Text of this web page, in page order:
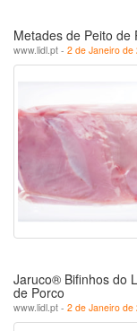
Metades de Peito de
www.lidl.pt - 2 de Janeiro de
Jaruco® Bifinhos do
de Porco
www.lidl.pt - 2 de Janeiro de